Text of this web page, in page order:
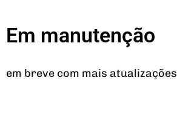
Em manutenção
em breve com mais atualizações